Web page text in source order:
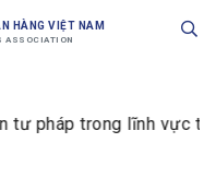
HÀNG VIỆT NAM
ASSOCIATION
lĩnh vực tiền tệ và